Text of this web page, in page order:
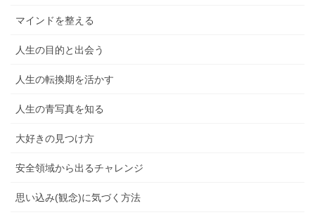
マインドを整える
人生の目的と出会う
人生の転換期を活かす
人生の青写真を知る
大好きの見つけ方
安全領域から出るチャレンジ
思い込み(観念)に気づく方法